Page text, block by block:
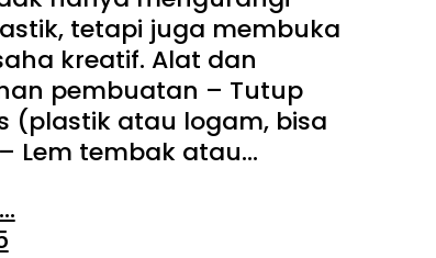
tetapi juga membuka
kreatif. Alat dan
pembuatan – Tutup
(plastik atau logam, bisa
Lem tembak atau…